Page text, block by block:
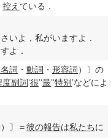
控え ている．
いよ，私がいますよ．
よ．
詞 ・ 動詞 ・ 形容詞）〕の
度副詞‘很’‘最’‘特别 ’などによ
〕＝彼の報告は私たちに